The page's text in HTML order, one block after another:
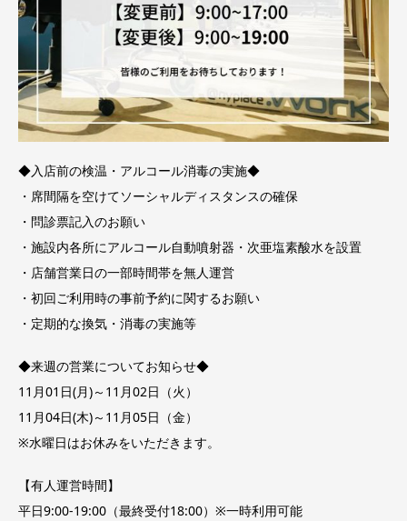
◆入店前の検温・アルコール消毒の実施◆
・席間隔を空けてソーシャルディスタンスの確保
・問診票記入のお願い
・施設内各所にアルコール自動噴射器・次亜塩素酸水を設置
・店舗営業日の一部時間帯を無人運営
・初回ご利用時の事前予約に関するお願い
・定期的な換気・消毒の実施等
◆来週の営業についてお知らせ◆
11月01日(月)～11月02日（火）
11月04日(木)～11月05日（金）
※水曜日はお休みをいただきます。
【有人運営時間】
平日9:00-19:00（最終受付18:00）※一時利用可能